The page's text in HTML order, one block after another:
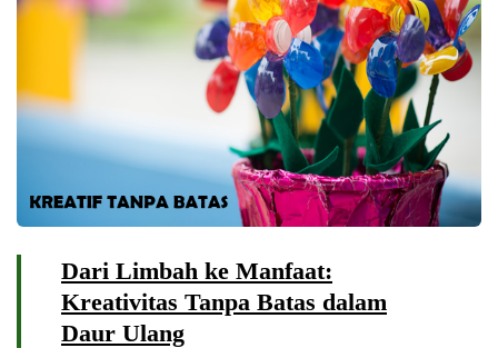
Dari Limbah ke Manfaat:
Kreativitas Tanpa Batas dalam
Daur Ulang